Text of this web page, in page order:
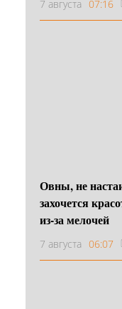
7 августа 07:16
Овны, не
захочется
из-за мелочей
7 августа 06:07